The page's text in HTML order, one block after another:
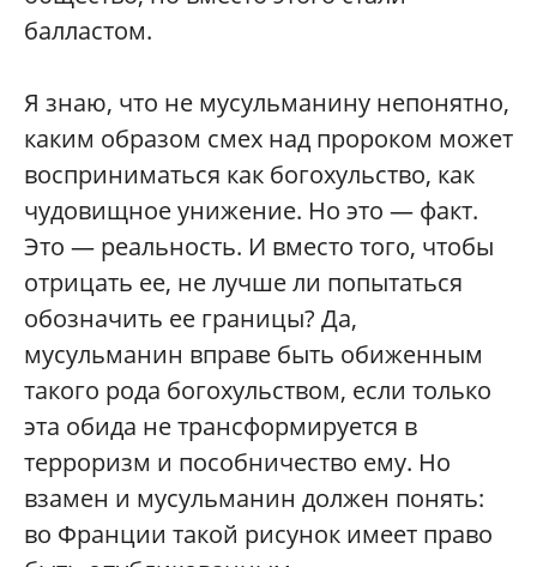
балластом.
Я знаю, что не мусульманину непонятно,
каким образом смех над пророком может
восприниматься как богохульство, как
чудовищное унижение. Но это — факт.
Это — реальность. И вместо того, чтобы
отрицать ее, не лучше ли попытаться
обозначить ее границы? Да,
мусульманин вправе быть обиженным
такого рода богохульством, если только
эта обида не трансформируется в
терроризм и пособничество ему. Но
взамен и мусульманин должен понять:
во Франции такой рисунок имеет право